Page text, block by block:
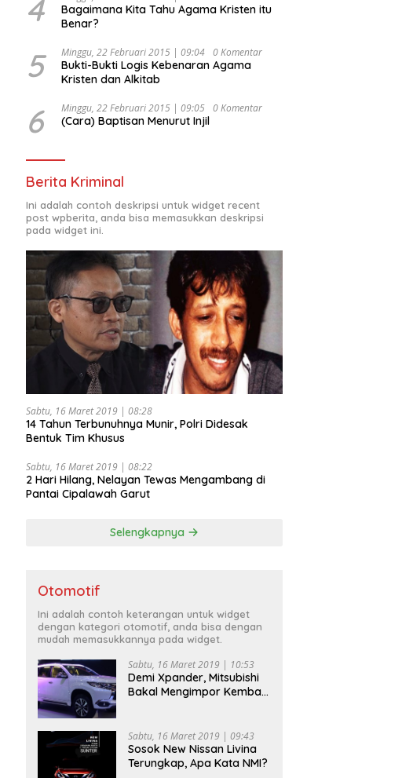
4
Bagaimana Kita Tahu Agama Kristen itu
Benar?
5 Minggu, 22 Februari 2015 | 09:04 0 Komentar
Bukti-Bukti Logis Kebenaran Agama
Kristen dan Alkitab
6 Minggu, 22 Februari 2015 | 09:05 0 Komentar
(Cara) Baptisan Menurut Injil
Berita Kriminal
Ini adalah contoh deskripsi untuk widget recent
post wpberita, anda bisa memasukkan deskripsi
pada widget ini.
Sabtu, 16 Maret 2019 | 08:28
14 Tahun Terbunuhnya Munir, Polri Didesak
Bentuk Tim Khusus
Sabtu, 16 Maret 2019 | 08:22
2 Hari Hilang, Nelayan Tewas Mengambang di
Pantai Cipalawah Garut
Selengkapnya
Otomotif
Ini adalah contoh keterangan untuk widget
dengan kategori otomotif, anda bisa dengan
mudah memasukkannya pada widget.
Sabtu, 16 Maret 2019 | 10:53
Demi Xpander, Mitsubishi
Bakal Mengimpor Kembali
Sabtu, 16 Maret 2019 | 09:43
Sosok New Nissan Livina
Terungkap, Apa Kata NMI?